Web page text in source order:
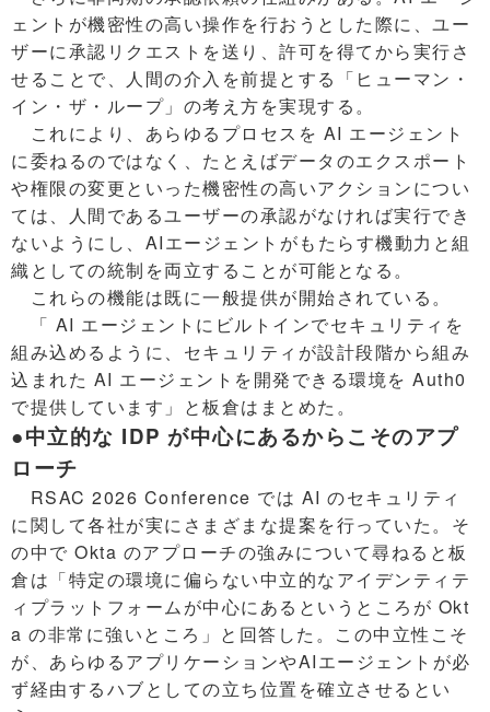
ェントが機密性の高い操作を行おうとした際に、ユー
ザーに承認リクエストを送り、許可を得てから実行さ
せることで、人間の介入を前提とする「ヒューマン・
イン・ザ・ループ」の考え方を実現する。
これにより、あらゆるプロセスを AI エージェント
に委ねるのではなく、たとえばデータのエクスポート
や権限の変更といった機密性の高いアクションについ
ては、人間であるユーザーの承認がなければ実行でき
ないようにし、AIエージェントがもたらす機動力と組
織としての統制を両立することが可能となる。
これらの機能は既に一般提供が開始されている。
「 AI エージェントにビルトインでセキュリティを
組み込めるように、セキュリティが設計段階から組み
込まれた AI エージェントを開発できる環境を Auth0
で提供しています」と板倉はまとめた。
●中立的な IDP が中心にあるからこそのアプ
ローチ
RSAC 2026 Conference では AI のセキュリティ
に関して各社が実にさまざまな提案を行っていた。そ
の中で Okta のアプローチの強みについて尋ねると板
倉は「特定の環境に偏らない中立的なアイデンティテ
ィプラットフォームが中心にあるというところが Okt
a の非常に強いところ」と回答した。この中立性こそ
が、あらゆるアプリケーションやAIエージェントが必
ず経由するハブとしての立ち位置を確立させるとい